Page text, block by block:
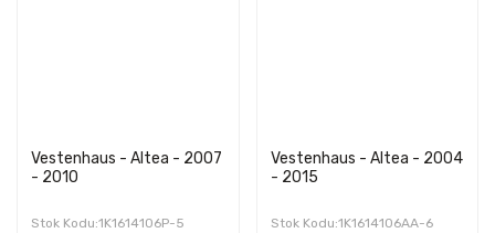
Vestenhaus - Altea - 2007
- 2010
Stok Kodu:1K1614106P-5
Vestenhaus - Altea - 2004
- 2015
Stok Kodu:1K1614106AA-6